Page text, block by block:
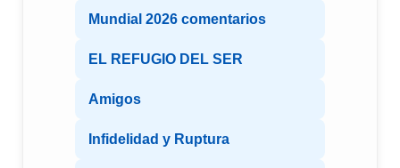
Mundial 2026 comentarios
EL REFUGIO DEL SER
Amigos
Infidelidad y Ruptura